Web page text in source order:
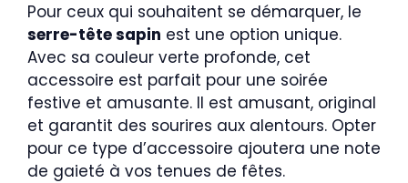
Pour ceux qui souhaitent se démarquer, le
serre-tête sapin est une option unique.
Avec sa couleur verte profonde, cet
accessoire est parfait pour une soirée
festive et amusante. Il est amusant, original
et garantit des sourires aux alentours. Opter
pour ce type d’accessoire ajoutera une note
de gaieté à vos tenues de fêtes.